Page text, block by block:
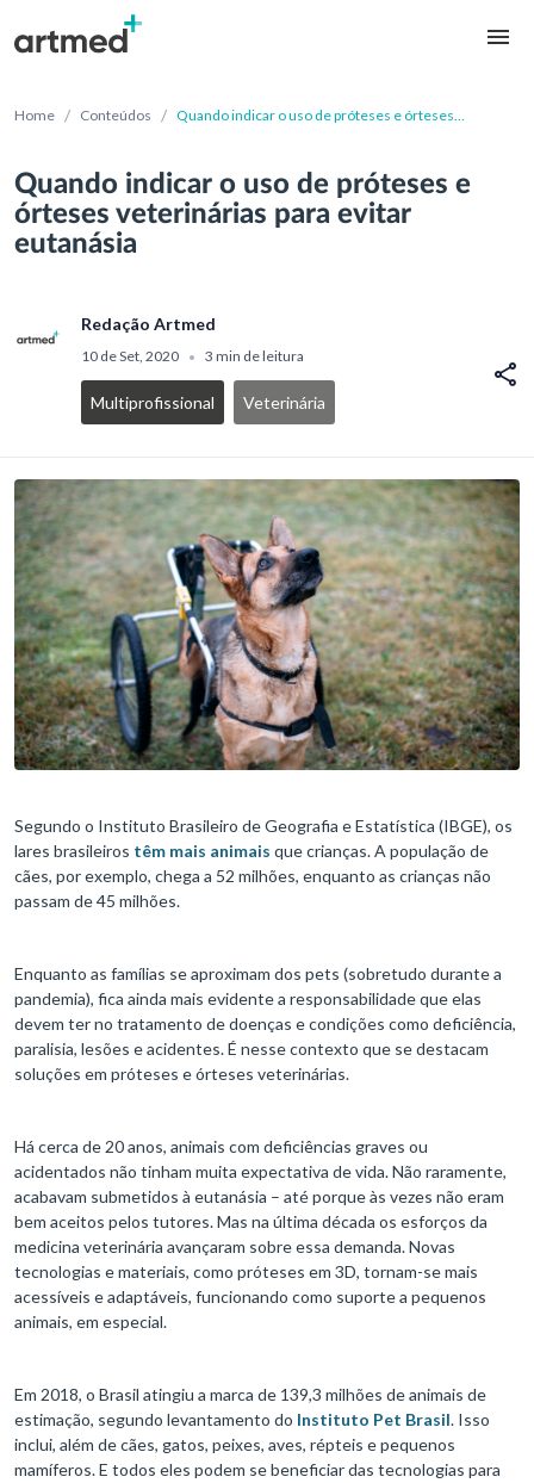
Home / Conteúdos / Quando indicar o uso de próteses e órteses
Quando indicar o uso de próteses e
órteses veterinárias para evitar
eutanásia
Redação Artmed
10 de Set, 2020 • 3 min de leitura
Multiprofissional Veterinária
Segundo o Instituto Brasileiro de Geografia e Estatística (IBGE), os
lares brasileiros têm mais animais que crianças. A população de
cães, por exemplo, chega a 52 milhões, enquanto as crianças não
passam de 45 milhões.
Enquanto as famílias se aproximam dos pets (sobretudo durante a
pandemia), fica ainda mais evidente a responsabilidade que elas
devem ter no tratamento de doenças e condições como deficiência,
paralisia, lesões e acidentes. É nesse contexto que se destacam
soluções em próteses e órteses veterinárias.
Há cerca de 20 anos, animais com deficiências graves ou
acidentados não tinham muita expectativa de vida. Não raramente,
acabavam submetidos à eutanásia – até porque às vezes não eram
bem aceitos pelos tutores. Mas na última década os esforços da
medicina veterinária avançaram sobre essa demanda. Novas
tecnologias e materiais, como próteses em 3D, tornam-se mais
acessíveis e adaptáveis, funcionando como suporte a pequenos
animais, em especial.
Em 2018, o Brasil atingiu a marca de 139,3 milhões de animais de
estimação, segundo levantamento do Instituto Pet Brasil. Isso
inclui, além de cães, gatos, peixes, aves, répteis e pequenos
mamíferos. E todos eles podem se beneficiar das tecnologias para